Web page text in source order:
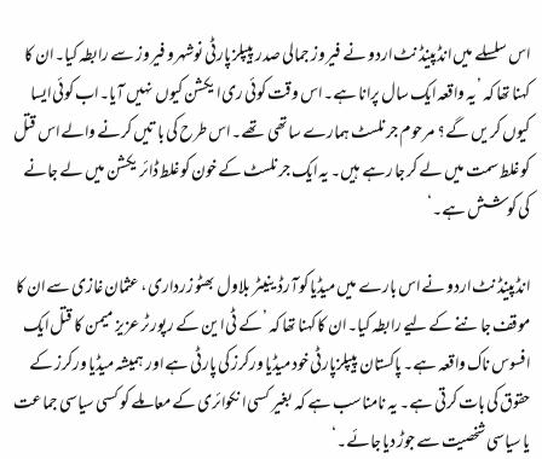
اس سلسلے میں انڈپینڈنٹ اردو نے فیروز جمالی صدر پیپلز پارٹی نوشہرو فیروز سے رابطہ کیا۔ ان کا
کہنا تھا کہ ’یہ واقعہ ایک سال پرانا ہے۔ اس وقت کوئی ری ایکشن کیوں نہیں آیا۔ اب کوئی ایسا
کیوں کریں گے؟ مرحوم جرنلسٹ ہمارے ساتھی تھے۔ اس طرح کی باتیں کرنے والے اس قتل
کو غلط سمت میں لے کر جا رہے ہیں۔ یہ ایک جرنلسٹ کے خون کو غلط ڈائریکشن میں لے جانے
کی کوشش ہے۔‘
انڈپینڈنٹ اردو نے اس بارے میں میڈیا کوآرڈینیٹر بلاول بھٹو زرداری، عثمان غازی سے ان کا
موقف جاننے کے لیے رابطہ کیا۔ ان کا کہنا تھا کہ ’کے ٹی این کے رپورٹر عزیز میمن کا قتل ایک
افسوس ناک واقعہ ہے۔ پاکستان پیپلزپارٹی خود میڈیا ورکرز کی پارٹی ہے اور ہمیشہ میڈیا ورکرز کے
حقوق کی بات کرتی ہے۔ یہ نامناسب ہے کہ بغیر کسی انکوائری کے معاملے کو کسی سیاسی جماعت
یا سیاسی شخصیت سے جوڑ دیا جائے۔‘